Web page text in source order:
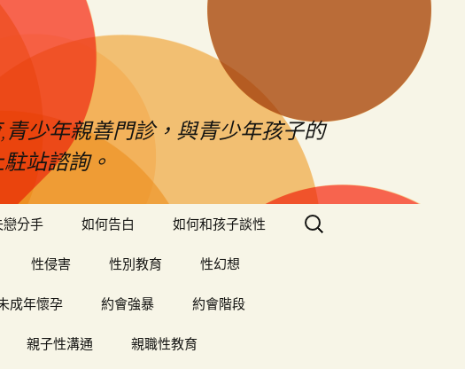
少年親善門診，與青少年孩子的
站諮詢。
戀分手 如何告白 如何和孩子談性
性侵害 性別教育 性幻想
成年懷孕 約會強暴 約會階段
親子性溝通 親職性教育
搜
尋